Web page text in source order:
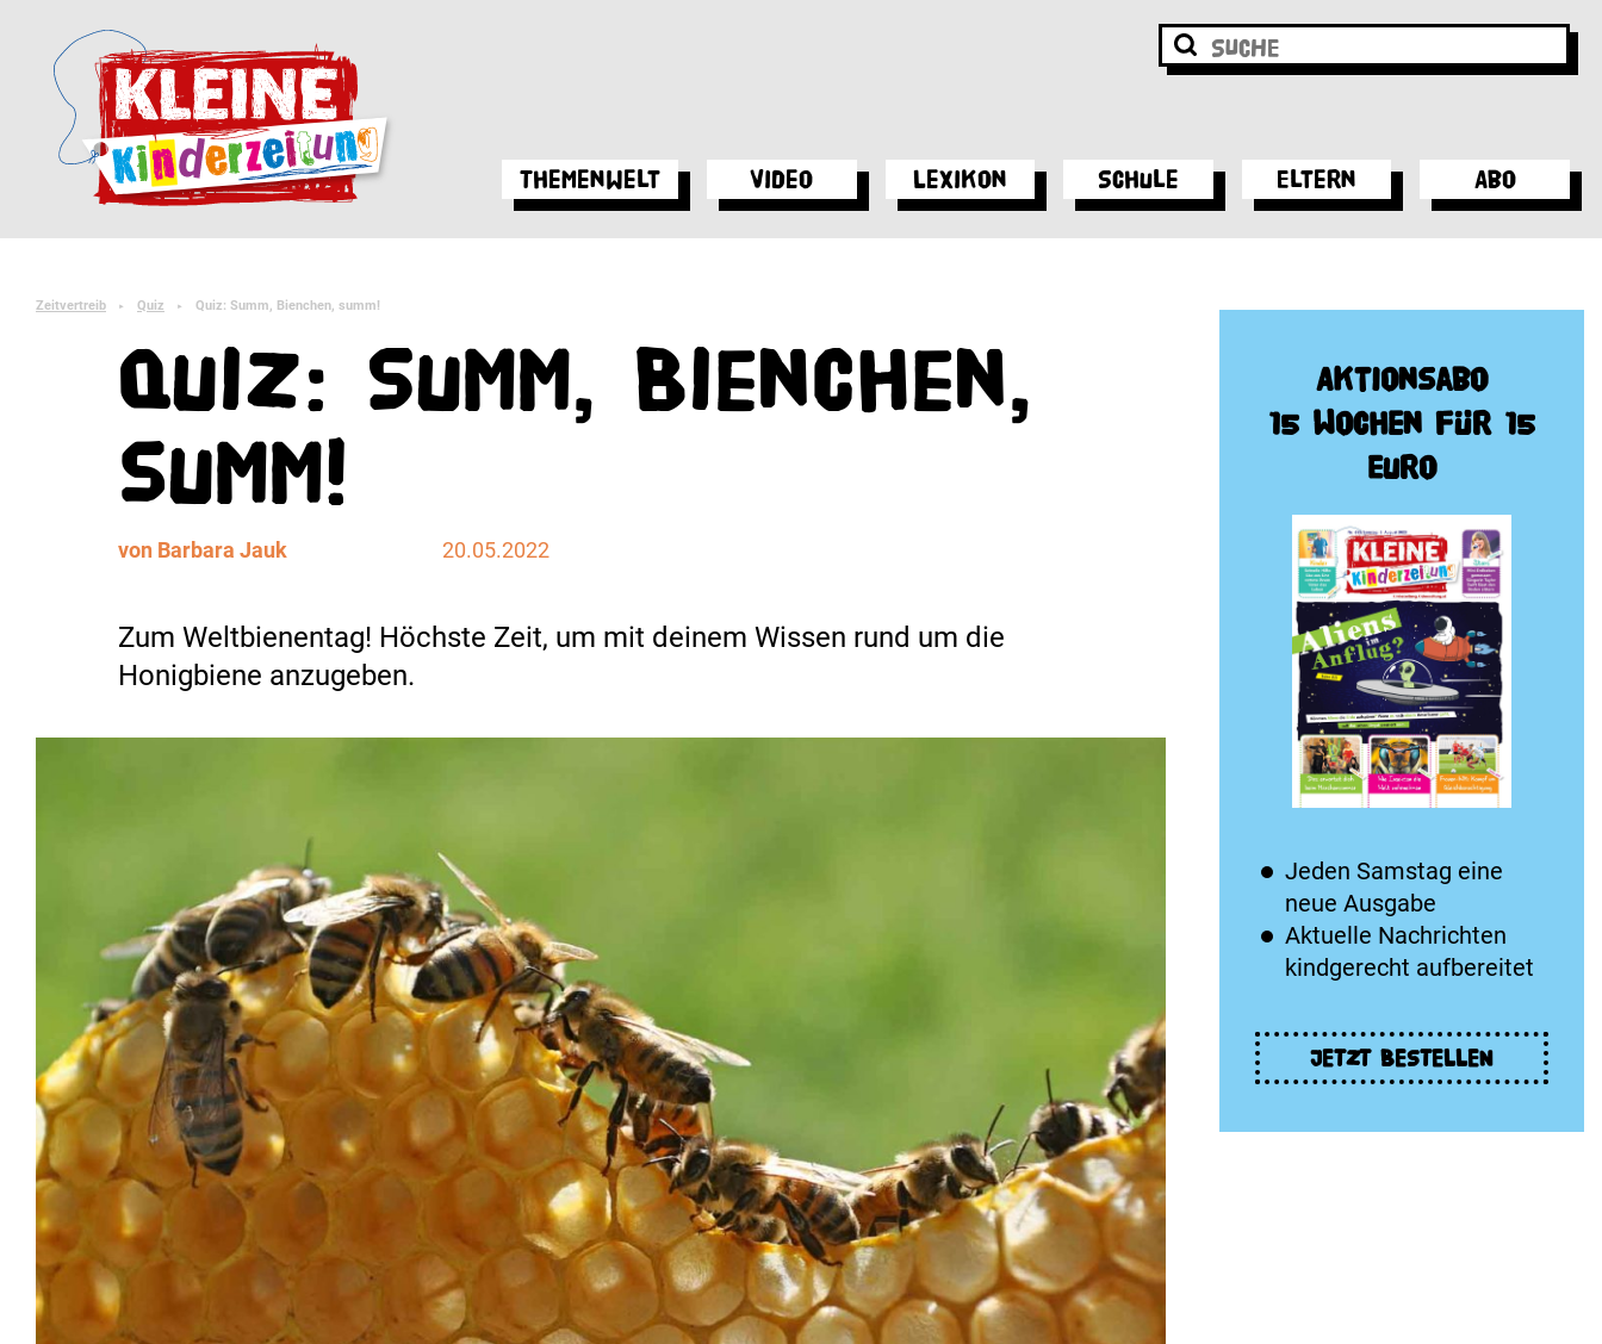
Themenwelt Video Lexikon Schule Eltern Abo
Zeitvertreib ► Quiz ► Quiz: Summ, Bienchen, summ!
Quiz: Summ, Bienchen,
summ!
von Barbara Jauk 20.05.2022
Zum Weltbienentag! Höchste Zeit, um mit deinem Wissen rund um die
Honigbiene anzugeben.
Aktionsabo
15 Wochen für 15
Euro
Jeden Samstag eine
neue Ausgabe
Aktuelle Nachrichten
kindgerecht aufbereitet
JETZT BESTELLEN